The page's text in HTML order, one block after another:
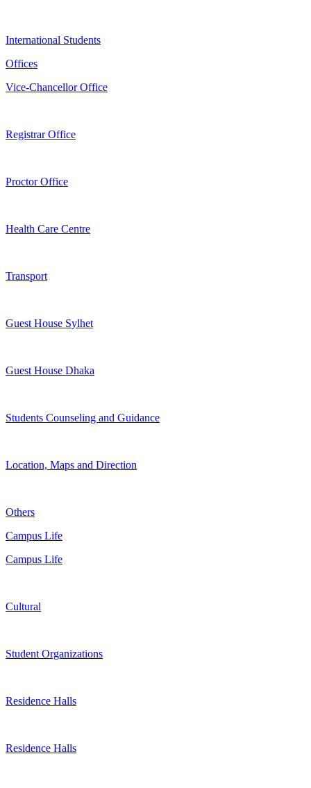
International Students
Offices
Vice-Chancellor Office
Registrar Office
Proctor Office
Health Care Centre
Transport
Guest House Sylhet
Guest House Dhaka
Students Counseling and Guidance
Location, Maps and Direction
Others
Campus Life
Campus Life
Cultural
Student Organizations
Residence Halls
Residence Halls